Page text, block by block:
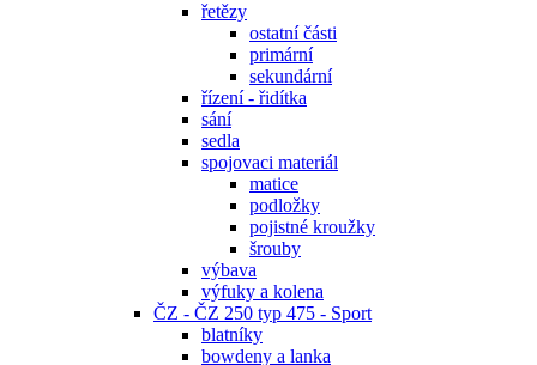
řetězy
ostatní části
primární
sekundární
řízení - řidítka
sání
sedla
spojovaci materiál
matice
podložky
pojistné kroužky
šrouby
výbava
výfuky a kolena
ČZ - ČZ 250 typ 475 - Sport
blatníky
bowdeny a lanka